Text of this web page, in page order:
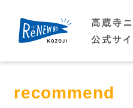
TOP
お知らせ
recommend